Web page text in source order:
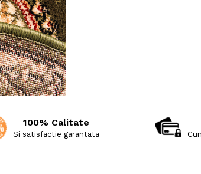
100% Calitate
Si satisfactie garantata